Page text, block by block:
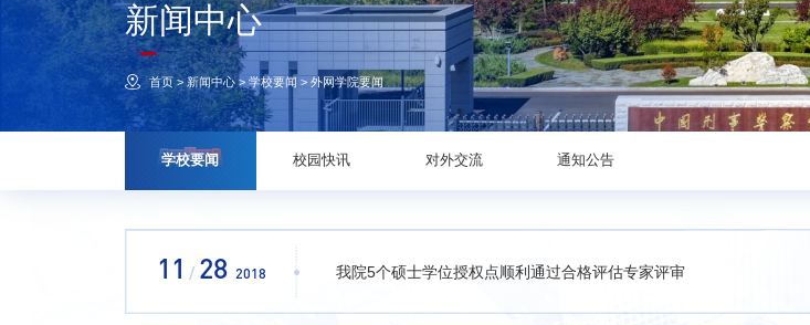
新闻中心
首页>新闻中心>学校要闻 >外网学院要闻
学校要闻 校园快讯 对外交流 通知公告
11 / 28 2018 我院5个硕士学位授权点顺利通过合格评估专家评审